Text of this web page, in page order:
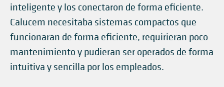
inteligente y los conectaron de forma eficiente.
Calucem necesitaba sistemas compactos que
funcionaran de forma eficiente, requirieran poco
mantenimiento y pudieran ser operados de forma
intuitiva y sencilla por los empleados.